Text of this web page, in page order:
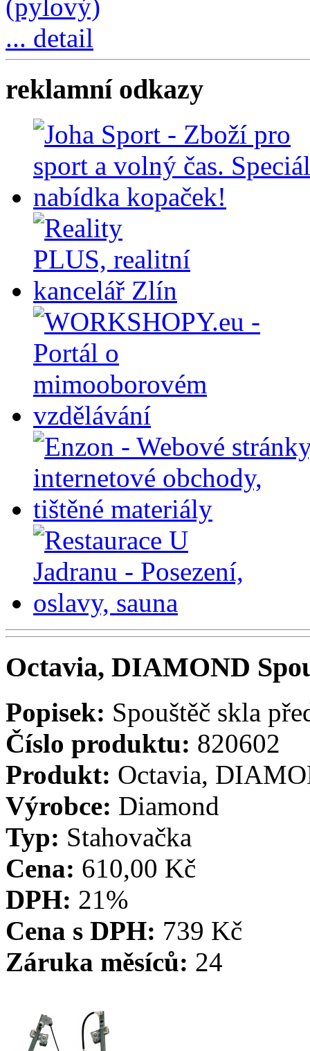
... detail
reklamní odkazy
Octavia, DIAMOND
Popisek: Spouštěč skla
Číslo produktu: 820602
Produkt: Octavia,
Výrobce: Diamond
Typ: Stahovačka
Cena: 610,00 Kč
DPH: 21%
Cena s DPH: 739 Kč
Záruka měsíců: 24